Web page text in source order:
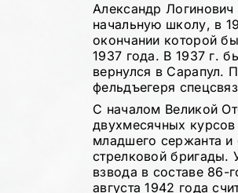
Александр
начальную школу, в
окончании которой
1937 года. В 1937 г.
вернулся в Сарапул.
фельдъегеря
С началом Великой
двухмесячных
младшего сержанта и
стрелковой бригады.
взвода в составе 86-
августа 1942 года